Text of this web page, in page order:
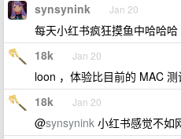
synsynink Jan 20
每天小红书疯狂摸鱼中哈哈哈
18k Jan 20
loon ，体验比目前的 MAC
18k Jan 20
@synsynink 小红书感觉不如